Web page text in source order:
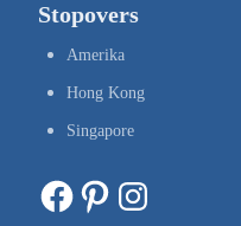
Stopovers
Amerika
Hong Kong
Singapore
Facebook Pinterest Instagram